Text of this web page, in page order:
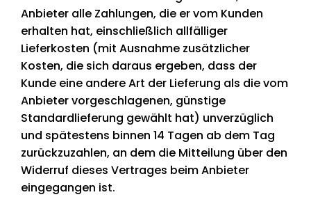
Anbieter alle Zahlungen, die er vom Kunden
erhalten hat, einschließlich allfälliger
Lieferkosten (mit Ausnahme zusätzlicher
Kosten, die sich daraus ergeben, dass der
Kunde eine andere Art der Lieferung als die vom
Anbieter vorgeschlagenen, günstige
Standardlieferung gewählt hat) unverzüglich
und spätestens binnen 14 Tagen ab dem Tag
zurückzuzahlen, an dem die Mitteilung über den
Widerruf dieses Vertrages beim Anbieter
eingegangen ist.